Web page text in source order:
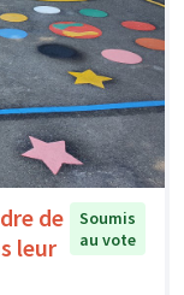
de
leur
Soumis
au vote